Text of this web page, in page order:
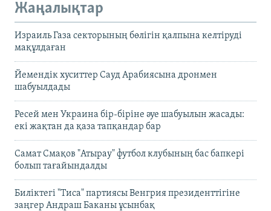
Жаңалықтар
Израиль Газа секторының бөлігін қалпына келтіруді
мақұлдаған
Йемендік хуситтер Сауд Арабиясына дронмен
шабуылдады
Ресей мен Украина бір-біріне әуе шабуылын жасады:
екі жақтан да қаза тапқандар бар
Самат Смақов "Атырау" футбол клубының бас бапкері
болып тағайындалды
Биліктегі "Тиса" партиясы Венгрия президенттігіне
заңгер Андраш Баканы ұсынбақ